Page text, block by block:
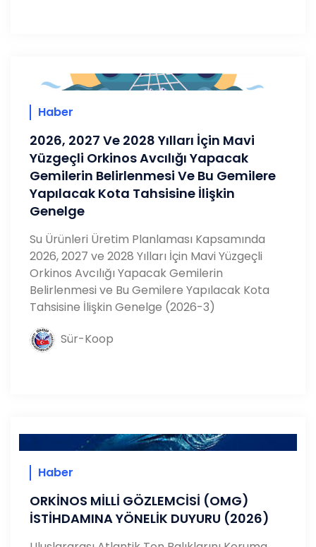
Haber
2026, 2027 Ve 2028 Yılları İçin Mavi
Yüzgeçli Orkinos Avcılığı Yapacak
Gemilerin Belirlenmesi Ve Bu Gemilere
Yapılacak Kota Tahsisine İlişkin
Genelge
Su Ürünleri Üretim Planlaması Kapsamında
2026, 2027 ve 2028 Yılları İçin Mavi Yüzgeçli
Orkinos Avcılığı Yapacak Gemilerin
Belirlenmesi ve Bu Gemilere Yapılacak Kota
Tahsisine İlişkin Genelge (2026-3)
Sür-Koop
Haber
ORKİNOS MİLLİ GÖZLEMCİSİ (OMG)
İSTİHDAMINA YÖNELİK DUYURU (2026)